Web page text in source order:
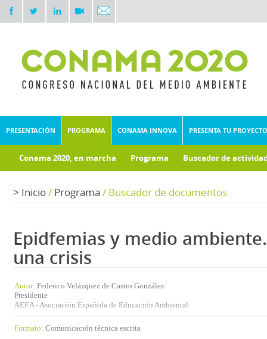
PRESENTACIÓN PROGRAMA CONAMA INNOVA PRESENTA TU PROYECTO
Conama 2020, en marcha Programa Buscador de
> Inicio/ Programa / Buscador de documentos
Epidfemias y medio
una crisis
Autor: Federico Velázquez de Castro González
Presidente
AEEA - Asociación Española de Educación Ambiental
Formato: Comunicación técnica escrita